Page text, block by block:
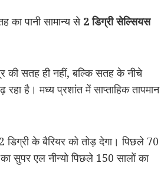
का पानी सामान्य से 2 डिग्री सेल्सियस
की सतह ही नहीं, बल्कि सतह के नीचे
है। मध्य प्रशांत में साप्ताहिक तापमान
डिग्री के बैरियर को तोड़ देगा। पिछले 70
सुपर एल नीन्यो पिछले 150 सालों का